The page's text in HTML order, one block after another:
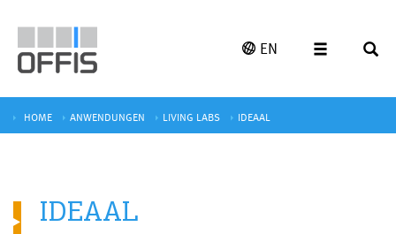
EN
HOME ANWENDUNGEN LIVING LABS IDEAAL
IDEAAL